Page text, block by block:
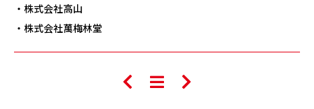
・株式会社高山
・株式会社萬梅林堂